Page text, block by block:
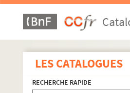
LES CATALOGUES
RECHERCHE RAPIDE
32. Comment le conte
33 v°. Comment le sire
34 v°. Comment le sire
35 v°. Comment les
37 v°. Comment les